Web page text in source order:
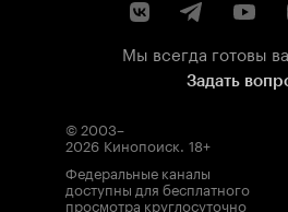
Мы всегда готовы
Задать
© 2003–
2026 Кинопоиск. 18+
Федеральные каналы
доступны для бесплатного
просмотра круглосуточно